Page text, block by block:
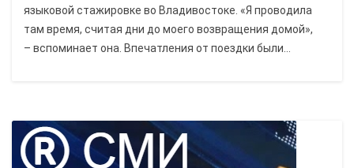
языковой стажировке во Владивостоке. «Я проводила
там время, считая дни до моего возвращения домой»,
– вспоминает она. Впечатления от поездки были...